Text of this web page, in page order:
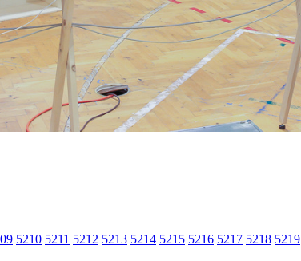
5210 5211 5212 5213 5214 5215 5216 5217 5218 5219